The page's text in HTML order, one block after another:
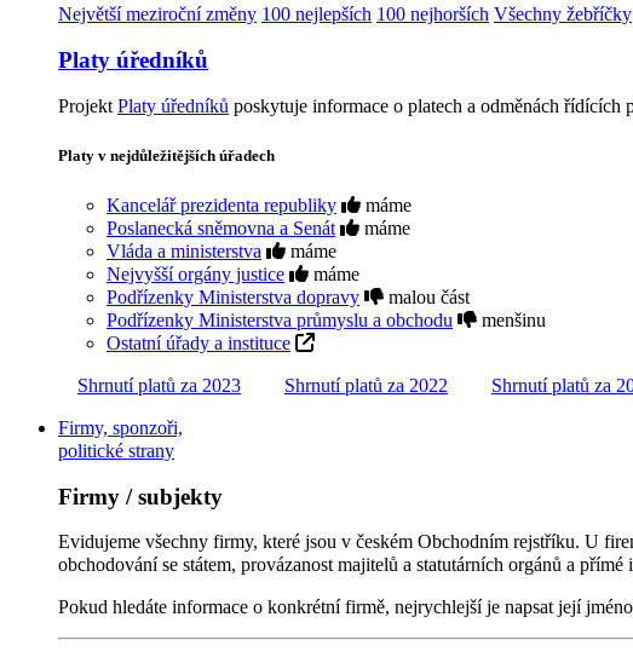
Největší meziroční změny 100 nejlepších 100 nejhorších Všechny žebříčky
Platy úředníků
Projekt Platy úředníků poskytuje informace o platech a odměnách řídících
Platy v nejdůležitějších úřadech
Kancelář prezidenta republiky
máme
Poslanecká sněmovna a Senát
máme
Vláda a ministerstva
máme
Nejvyšší orgány justice
máme
Podřízenky Ministerstva dopravy
malou část
Podřízenky Ministerstva průmyslu a obchodu
menšinu
Ostatní úřady a instituce
Shrnutí platů za 2023 Shrnutí platů za 2022 Shrnutí platů za
Firmy, sponzoři,
politické strany
Firmy / subjekty
Evidujeme všechny firmy, které jsou v českém Obchodním rejstříku. U
obchodování se státem, provázanost majitelů a statutárních orgánů a
Pokud hledáte informace o konkrétní firmě, nejrychlejší je napsat její